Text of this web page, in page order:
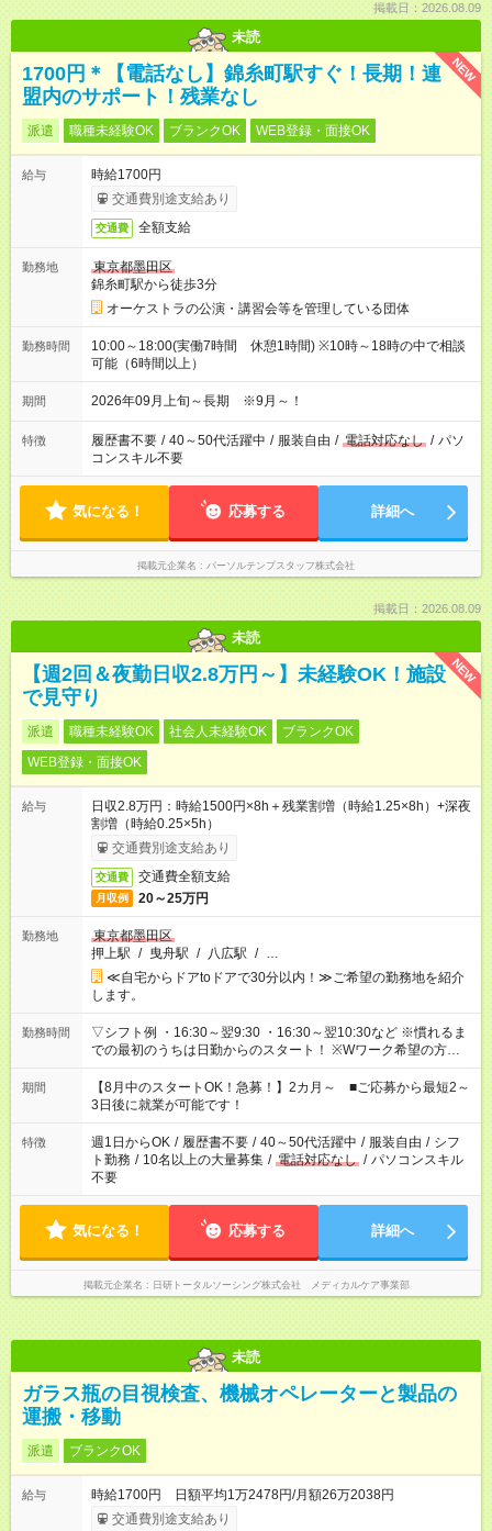
掲載日：2026.08.09
未読
NEW
1700円＊【電話なし】錦糸町駅すぐ！長期！連
盟内のサポート！残業なし
派遣 職種未経験OK ブランクOK WEB登録・面接OK
給与
時給1700円
交通費別途支給あり
交通費 全額支給
勤務地
東京都墨田区
錦糸町駅から徒歩3分
オーケストラの公演・講習会等を管理している団体
勤務時間
10:00～18:00(実働7時間 休憩1時間) ※10時～18時の中で相談
可能（6時間以上）
期間 2026年09月上旬～長期 ※9月～！
特徴 履歴書不要 / 40～50代活躍中 / 服装自由 / 電話対応なし / パソ
コンスキル不要
気になる！ 応募する 詳細へ
掲載元企業名 パーソルテンプスタッフ株式会社
掲載日：2026.08.09
未読
NEW
【週2回＆夜勤日収2.8万円～】未経験OK！施設
で見守り
派遣 職種未経験OK 社会人未経験OK
ブランクOK
WEB登録・面接OK
給与
日収2.8万円：時給1500円×8h＋残業割増（時給1.25×8h）+深夜
割増（時給0.25×5h）
交通費別途支給あり
交通費 交通費全額支給
月収例 20～25万円
勤務地
東京都墨田区
押上駅 / 曳舟駅 / 八広駅 / …
≪自宅からドアtoドアで30分以内！≫ご希望の勤務地を紹介
します。
勤務時間
▽シフト例 ・16:30～翌9:30 ・16:30～翌10:30など ※慣れるま
での最初のうちは日勤からのスタート！ ※Wワーク希望の方へ
今ご覧のお仕事で希望する勤務時間と、もう1つのお仕事の勤務
時間。 合計で週40時間を超える場合は応募できません。
期間
【8月中のスタートOK！急募！】2カ月～ ■ご応募から最短2～
3日後に就業が可能です！
特徴 週1日からOK / 履歴書不要 / 40～50代活躍中 / 服装自由 / シフ
ト勤務 / 10名以上の大量募集 / 電話対応なし / パソコンスキル
不要
気になる！ 応募する 詳細へ
掲載元企業名 日研トータルソーシング株式会社 メディカルケア事業部
未読
ガラス瓶の目視検査、機械オペレーターと製品の
運搬・移動
派遣 ブランクOK
給与
時給1700円 日額平均1万2478円/月額26万2038円
交通費別途支給あり